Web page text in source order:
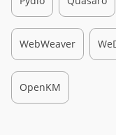
WebWeaver
OpenKM